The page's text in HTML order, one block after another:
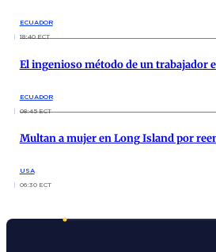
ECUADOR
18:40 ECT
El ingenioso método de un trabajador
ECUADOR
08:45 ECT
Multan a mujer en Long Island por
USA
06:30 ECT